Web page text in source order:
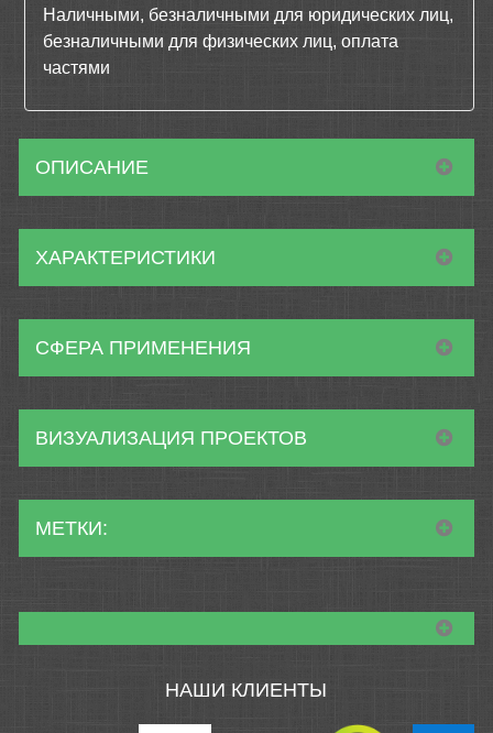
Наличными, безналичными для юридических лиц,
безналичными для физических лиц, оплата
частями
ОПИСАНИЕ
ХАРАКТЕРИСТИКИ
СФЕРА ПРИМЕНЕНИЯ
ВИЗУАЛИЗАЦИЯ ПРОЕКТОВ
МЕТКИ:
НАШИ КЛИЕНТЫ